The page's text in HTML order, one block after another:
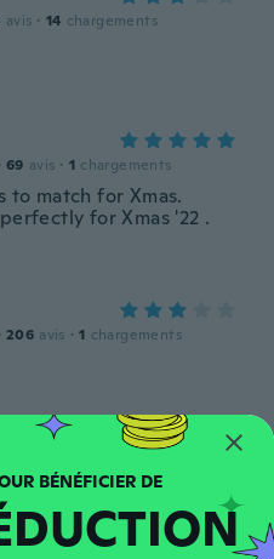
avis · 14 chargements
· 69 avis · 1 chargements
to match for Xmas.
for Xmas '22 .
· 206 avis · 1 chargements
chargements